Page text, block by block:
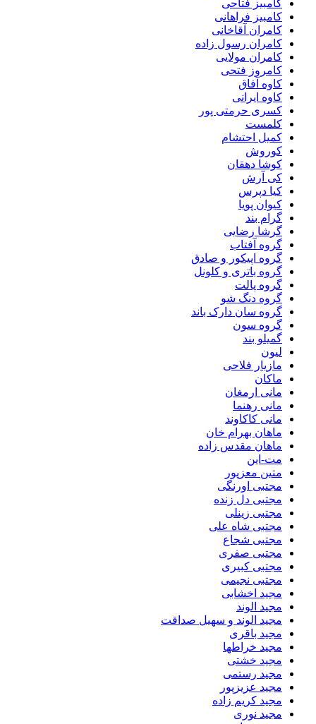
کامبیز فتاحی
کامبیز فراهانی
کامران آقاخانی
کامران رسول زاده
کامران مولایی
کامروز فتحی
کاوه آفاق
کاوه ایرانی
کسری حرمتی پور
کلمست
کمیل احتشام
کوروش
کوشا دهقان
کی آرش
کیا دپرس
کیوان پویا
گرام بند
گرشا رضایی
گروه آفتاب
گروه اپیکور و صادق
گروه باتری و کلونل
گروه پالت
گروه دنگ شو
گروه سان دارک باند
گروه سون
گمیلو بند
لیون
مازیار فلاحی
ماکان
مانی ارمغان
مانی رهنما
مانی کاکاوند
ماهان بهرام خان
ماهان مقدس زاده
مت-این
متین معزپور
مجتبی اورنگی
مجتبی دل زنده
مجتبی زینلی
مجتبی شاه علی
مجتبی شجاع
مجتبی صفری
مجتبی کبیری
مجتبی نجیمی
مجید اخشابی
مجید الوند‎
مجید الوند و سهیل صداقت
مجید باقری
مجید خراطها
مجید خشتی
مجید رستمی
مجید عزیزپور
مجید کریم زاده
مجید نوری